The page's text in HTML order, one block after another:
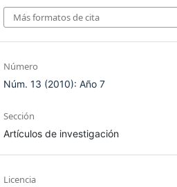
Más formatos de cita
Número
Núm. 13 (2010): Año 7
Sección
Artículos de investigación
Licencia